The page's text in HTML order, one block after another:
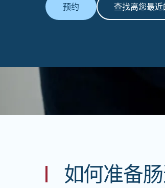
预约 查找离您最
如何准备